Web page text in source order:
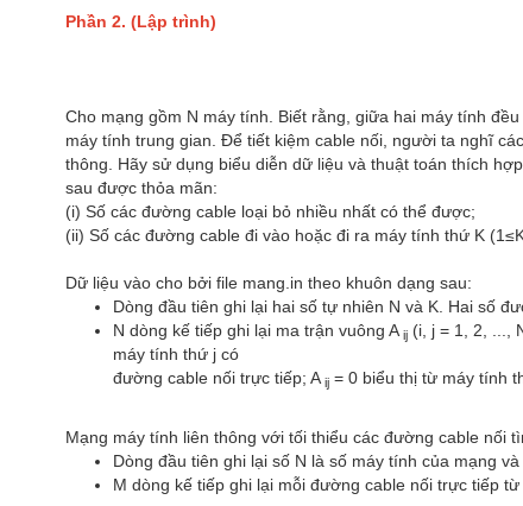
Phần 2. (Lập trình)
Cho mạng gồm N máy tính. Biết rằng, giữa hai máy tính
máy tính trung gian. Để tiết kiệm cable nối, người ta nghĩ
thông. Hãy sử dụng biểu diễn dữ liệu và thuật toán thích
sau được thỏa mãn:
(i) Số các đường cable loại bỏ nhiều nhất có thể được;
(ii) Số các đường cable đi vào hoặc đi ra máy tính thứ K
Dữ liệu vào cho bởi file mang.in theo khuôn dạng sau:
Dòng đầu tiên ghi lại hai số tự nhiên N và K. Hai số
N dòng kế tiếp ghi lại ma trận vuông A ij (i, j = 1, 2, ...,
máy tính thứ j có
đường cable nối trực tiếp; A ij = 0 biểu thị từ máy tính
Mạng máy tính liên thông với tối thiểu các đường cable nối
Dòng đầu tiên ghi lại số N là số máy tính của mạng
M dòng kế tiếp ghi lại mỗi đường cable nối trực tiếp